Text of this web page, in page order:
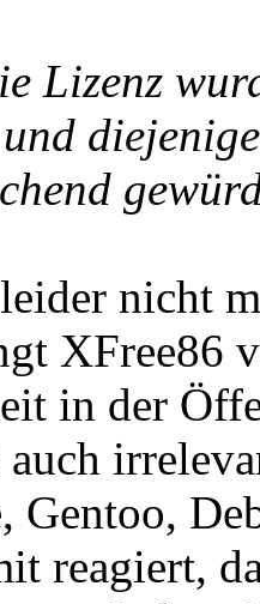
Lizenz
nicht
XFree86
in der
Gentoo,
reagiert,